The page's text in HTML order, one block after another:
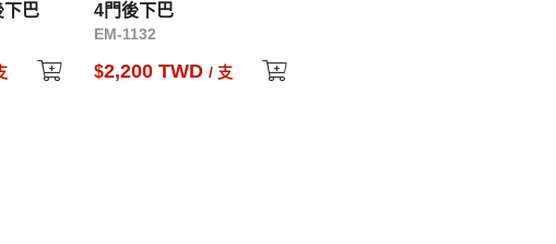
下巴
4門後下巴
EM-1132
$2,200 TWD/ 支